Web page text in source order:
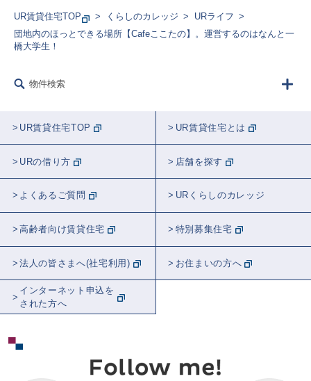
UR賃貸住宅TOP くらしのカレッジ
URライフ
団地内のほっとできる場所【Cafeここたの】。運営するのはなんと一
橋大学生！
物件検索
UR賃貸住宅TOP UR賃貸住宅とは
URの借り方 店舗を探す
よくあるご質問 URくらしのカレッジ
高齢者向け賃貸住宅 特別募集住宅
法人の皆さまへ(社宅利用) お住まいの方へ
インターネット申込を
された方へ